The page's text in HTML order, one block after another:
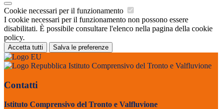
Cookie necessari per il funzionamento
I cookie necessari per il funzionamento non possono essere
disabilitati. È possibile consultare l'elenco nella pagina della cookie
policy.
Accetta tutti Salva le preferenze
Istituto Comprensivo del Tronto e Valfluvione
Contatti
Istituto Comprensivo del Tronto e Valfluvione